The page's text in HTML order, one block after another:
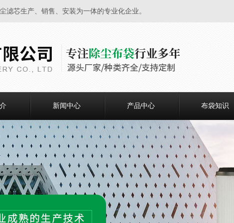
滤芯生产、销售、安装为一体的专业化企业。
新闻中心 产品中心 布袋知识